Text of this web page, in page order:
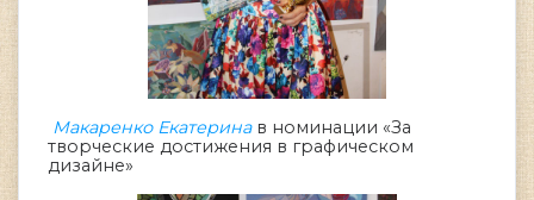
Макаренко Екатеринав номинации «За
творческие достижения в графическом
дизайне»